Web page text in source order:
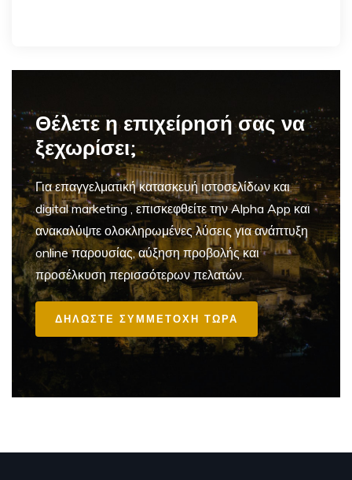
Θέλετε η επιχείρησή σας να
ξεχωρίσει;
Για επαγγελματικήκατασκευή ιστοσελίδων και
digital marketing, επισκεφθείτε την Alpha App και
ανακαλύψτε ολοκληρωμένες λύσεις για ανάπτυξη
online παρουσίας, αύξηση προβολής και
προσέλκυση περισσότερων πελατών.
ΔΗΛΩΣΤΕ ΣΥΜΜΕΤΟΧΗ ΤΩΡΑ